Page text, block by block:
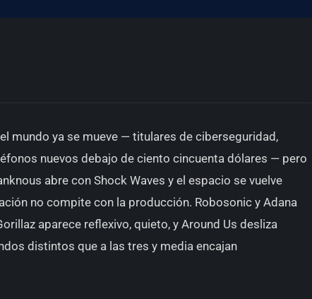
mundo ya se mueve — titulares de ciberseguridad,
nuevos debajo de ciento cincuenta dólares — pero
abre con Shock Waves y el espacio se vuelve
no compite con la producción. Robosonic y Adana
aparece reflexivo, quieto, y Around Us desliza
distintos que a las tres y media encajan